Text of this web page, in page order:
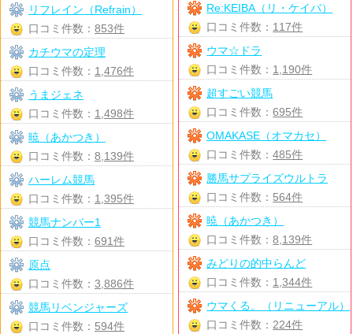
Re:KEIBA（リ・ケイバ）
口コミ件数： 117件
ウマ☆ドラ
口コミ件数： 1,190件
超すごい競馬
口コミ件数：695件
OMAKASE（オマカセ）
口コミ件数：485件
勝馬サプライズウルトラ
口コミ件数： 564件
暁（あかつき）
口コミ件数：8,139件
みどりの的中らんど
口コミ件数： 1,344件
ウマくる。（リニューアル）
口コミ件数： 224件
リフレイン（Refrain）
口コミ件数： 853件
カチウマの定理
口コミ件数： 1,476件
うまジェネ
口コミ件数： 1,498件
暁（あかつき）
口コミ件数： 8,139件
ハーレム競馬
口コミ件数： 1,395件
競馬ナンバー1
口コミ件数： 691件
原点
口コミ件数： 3,886件
競馬リベンジャーズ
口コミ件数： 594件